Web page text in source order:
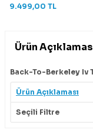
9.499,00 TL
Ürün
Back-To-Berkeley Iv
Ürün Açıklaması
Seçili Filtre